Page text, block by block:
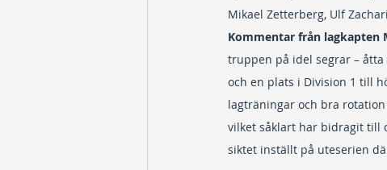
Mikael Zetterberg, Ulf
Kommentar från lagkapten
truppen på idel segrar –
och en plats i Division 1 till
lagträningar och bra
vilket såklart har bidragit till
siktet inställt på uteserien